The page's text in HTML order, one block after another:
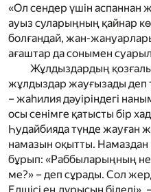
«Ол сендер үшін аспаннан
ауыз суларыңның қайнар
болғандай, жан-
ағаштар да сонымен
Жұлдыздардың
жұлдыздар жауғызады деп
– жаһилия дәуіріндегі
осы сенімге қатысты бір
Һудайбияда түнде жауған
намазын оқытты. Намаздан
бұрып: «Раббыларыңның не
ме?» – деп сұрады. Сол